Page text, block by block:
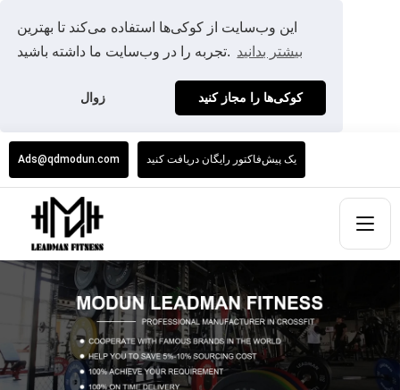
این وب‌سایت از کوکی‌ها استفاده می‌کند تا بهترین
تجربه را در وب‌سایت ما داشته باشید. بیشتر بدانید
زوال کوکی‌ها را مجاز کنید
Ads@qdmodun.com یک پیش‌فاکتور رایگان دریافت کنید